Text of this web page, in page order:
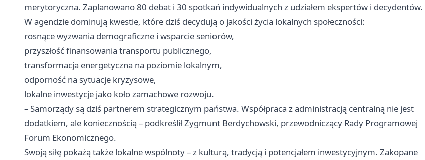
merytoryczna. Zaplanowano 80 debat i 30 spotkań indywidualnych z udziałem ekspertów i decydentów.
W agendzie dominują kwestie, które dziś decydują o jakości życia lokalnych społeczności:
rosnące wyzwania demograficzne i wsparcie seniorów,
przyszłość finansowania transportu publicznego,
transformacja energetyczna na poziomie lokalnym,
odporność na sytuacje kryzysowe,
lokalne inwestycje jako koło zamachowe rozwoju.
– Samorządy są dziś partnerem strategicznym państwa. Współpraca z administracją centralną nie jest
dodatkiem, ale koniecznością – podkreślił Zygmunt Berdychowski, przewodniczący Rady Programowej
Forum Ekonomicznego.
Swoją siłę pokażą także lokalne wspólnoty – z kulturą, tradycją i potencjałem inwestycyjnym. Zakopane